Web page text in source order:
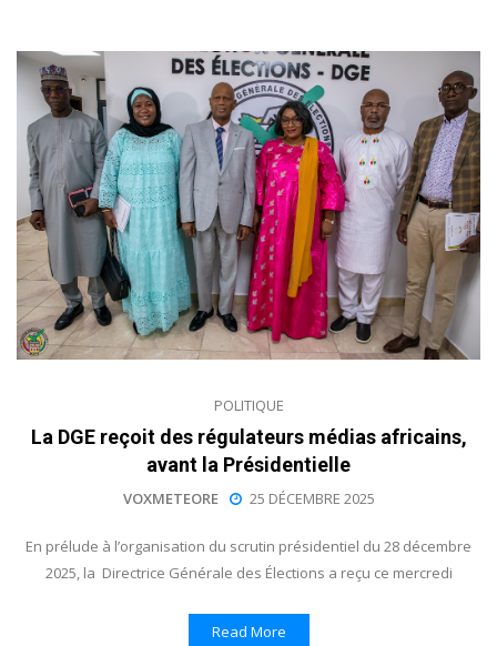
POLITIQUE
La DGE reçoit des régulateurs médias africains,
avant la Présidentielle
VOXMETEORE 25 DÉCEMBRE 2025
En prélude à l’organisation du scrutin présidentiel du 28 décembre
2025, la Directrice Générale des Élections a reçu ce mercredi
Read More